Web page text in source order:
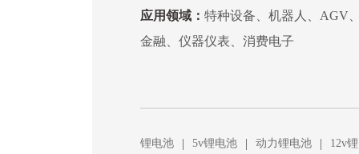
应用领域： 特种设备、机器人、AGV
金融、仪器仪表、消费电子
锂电池 | 5v锂电池 | 动力锂电池 |
12v